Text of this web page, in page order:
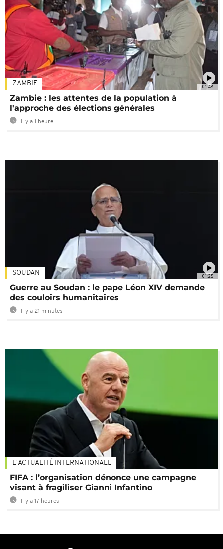
01:48
ZAMBIE
Zambie : les attentes de la population à
l'approche des élections générales
Il y a 1 heure
01:25
SOUDAN
Guerre au Soudan : le pape Léon XIV demande
des couloirs humanitaires
Il y a 21 minutes
L'ACTUALITÉ INTERNATIONALE
FIFA : l’organisation dénonce une campagne
visant à fragiliser Gianni Infantino
Il y a 17 heures